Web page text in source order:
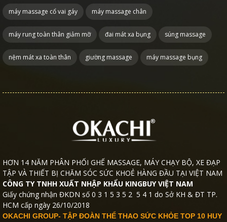
máy massage cổ vai gáy máy massage chân
máy rung toàn thân giảm mỡ đai mát xa bụng súng massage
nệm mát xa toàn thân giường massage máy massage bụng
HƠN 14 NĂM PHÂN PHỐI GHẾ MASSAGE, MÁY CHẠY BỘ, XE ĐẠP
TẬP VÀ THIẾT BỊ CHĂM SÓC SỨC KHOẺ HÀNG ĐẦU TẠI VIỆT NAM
CÔNG TY TNHH XUẤT NHẬP KHẨU KINGBUY VIỆT NAM
Giấy chứng nhận ĐKDN số 0 3 1 5 3 5 2 5 4 1 do Sở KH & ĐT TP.
HCM cấp ngày 26/10/2018
OKACHI GROUP- TẬP ĐOÀN THỂ THAO SỨC KHỎE TOP 10 HUY